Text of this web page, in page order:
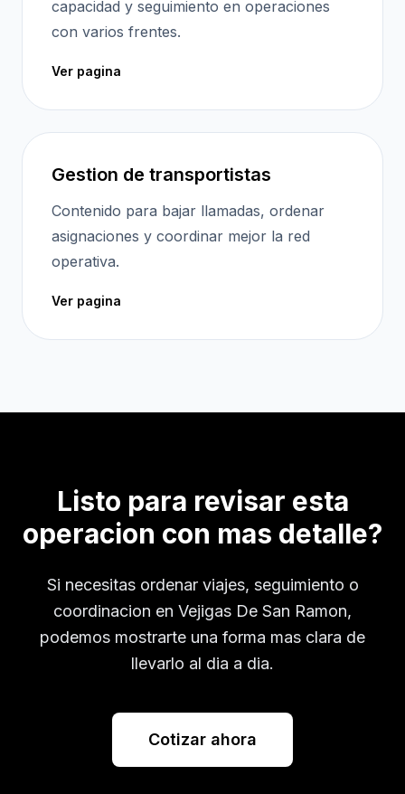
capacidad y seguimiento en operaciones
con varios frentes.
Ver pagina
Gestion de transportistas
Contenido para bajar llamadas, ordenar
asignaciones y coordinar mejor la red
operativa.
Ver pagina
Listo para revisar esta
operacion con mas detalle?
Si necesitas ordenar viajes, seguimiento o
coordinacion en Vejigas De San Ramon,
podemos mostrarte una forma mas clara de
llevarlo al dia a dia.
Cotizar ahora